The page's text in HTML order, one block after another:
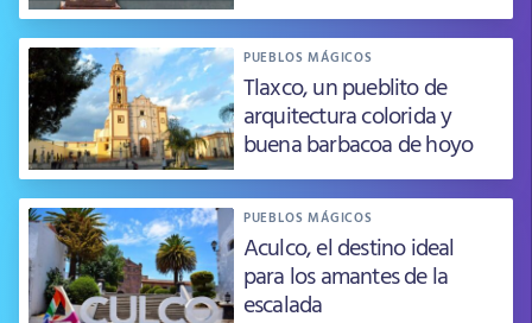
PUEBLOS MÁGICOS
Tlaxco, un pueblito de
arquitectura colorida y
buena barbacoa de hoyo
PUEBLOS MÁGICOS
Aculco, el destino ideal
para los amantes de la
escalada